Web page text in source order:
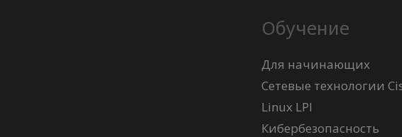
Обучение
Для начинающих
Сетевые технологии
Linux LPI
Кибербезопасность